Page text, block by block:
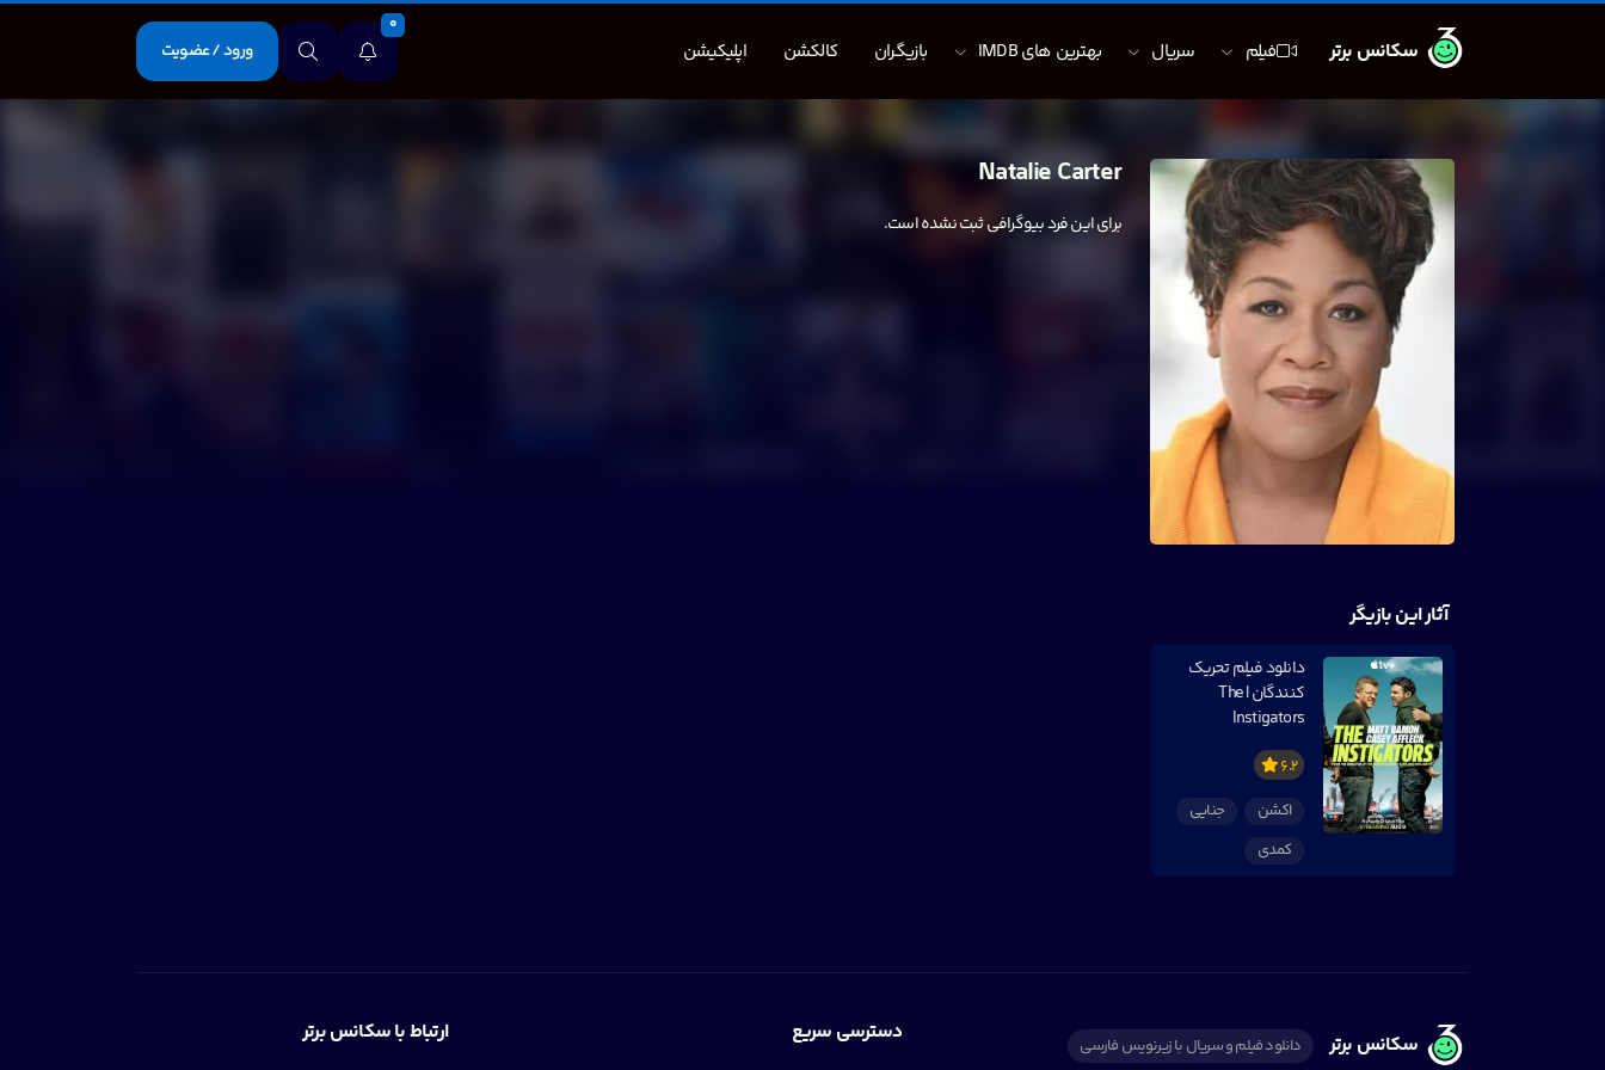
سکانس برتر فیلم سریال بهترین های IMDB بازیگران کالکشن اپلیکیشن
0
ورود / عضویت
Natalie Carter
برای این فرد بیوگرافی ثبت نشده است.
آثار این بازیگر
دانلود فیلم تحریک
کنندگان | The
Instigators
6.2
اکشن
جنایی
کمدی
سکانس برتر دانلود فیلم و سریال با زیرنویس فارسی دسترسی سریع ارتباط با سکانس برتر